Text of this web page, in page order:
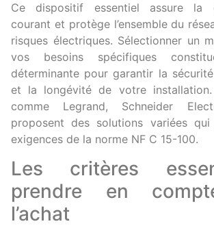
Ce dispositif essentiel assure la
courant et protège l’ensemble du
risques électriques. Sélectionner un
vos besoins spécifiques
déterminante pour garantir la
et la longévité de votre
comme Legrand, Schneider
proposent des solutions variées
exigences de la norme NF C 15-100.
Les critères
prendre en
l’achat